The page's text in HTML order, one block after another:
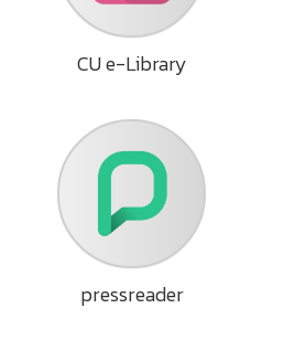
CU e-Library
pressreader